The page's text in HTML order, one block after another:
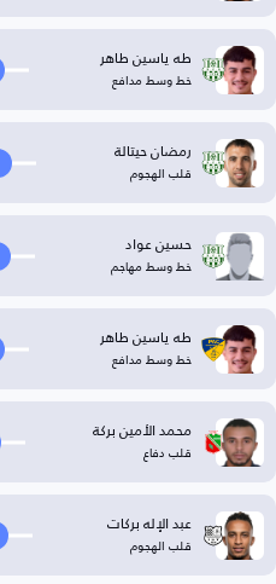
طه ياسين طاهر
خط وسط مدافع
رمضان حيتالة
قلب الهجوم
حسين عواد
خط وسط مهاجم
طه ياسين طاهر
خط وسط مدافع
محمد الأمين بركة
قلب دفاع
عبد الإله بركات
قلب الهجوم